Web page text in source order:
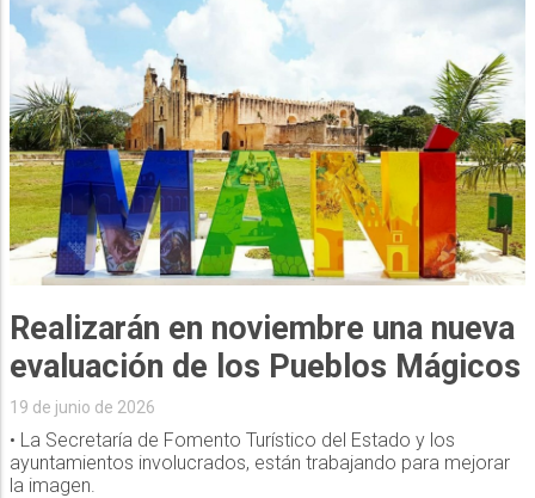
Realizarán en noviembre una nueva
evaluación de los Pueblos Mágicos
19 de junio de 2026
• La Secretaría de Fomento Turístico del Estado y los
ayuntamientos involucrados, están trabajando para mejorar
la imagen.